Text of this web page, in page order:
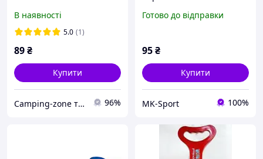
В наявності
5.0 (1)
89₴
Купити
Camping-zone товари для відпочинку та пікніку 96%
Готово до відправки
95₴
Купити
MK-Sport 100%